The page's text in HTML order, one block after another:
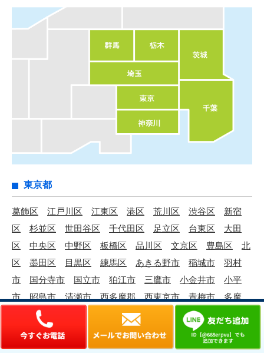
東京都
葛飾区 江戸川区 江東区 港区 荒川区 渋谷区
新宿
区
杉並区 世田谷区 千代田区 足立区 台東区
大田
区
中央区 中野区 板橋区 品川区 文京区 豊島区
北
区
墨田区 目黒区 練馬区 あきる野市 稲城市
羽村
市
国分寺市 国立市 狛江市 三鷹市 小金井市
小平
市
昭島市 清瀬市 西多摩郡 西東京市 青梅市
多摩
町田市 東久留米市 東村山市 東大和市
野市
八王子市 府中市 武蔵村山市 武蔵野市
福生市
立川市